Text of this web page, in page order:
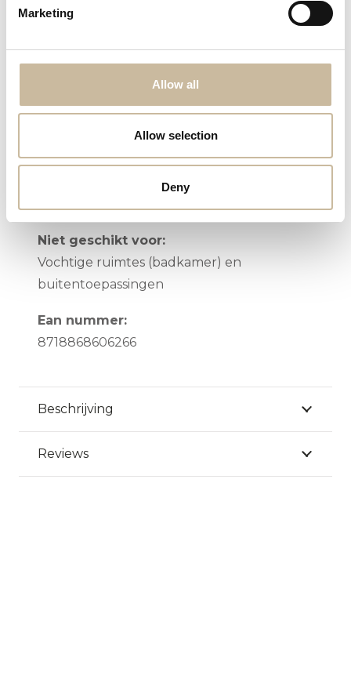
Marketing
Allow all
Allow selection
Deny
lampen. Niet geschikt voor
Fitting:
Niet geschikt voor:
Vochtige ruimtes (badkamer) en
buitentoepassingen
Ean nummer:
8718868606266
Beschrijving
Reviews